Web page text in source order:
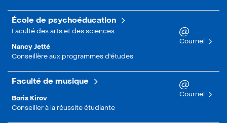
École de psychoéducation
Faculté des arts et des sciences
Nancy Jetté
Conseillère aux programmes d'études
Courriel
Faculté de musique
Boris Kirov
Conseiller à la réussite étudiante
Courriel